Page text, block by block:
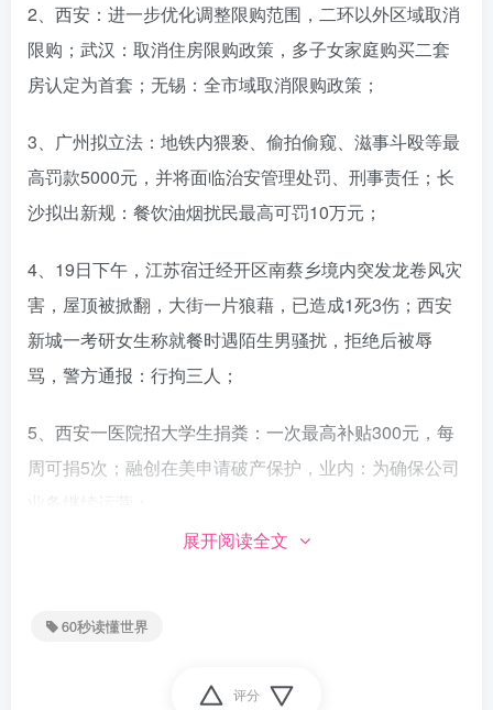
2、西安：进一步优化调整限购范围，二环以外区域取消
限购；武汉：取消住房限购政策，多子女家庭购买二套
房认定为首套；无锡：全市域取消限购政策；
3、广州拟立法：地铁内猥亵、偷拍偷窥、滋事斗殴等最
高罚款5000元，并将面临治安管理处罚、刑事责任；长
沙拟出新规：餐饮油烟扰民最高可罚10万元；
4、19日下午，江苏宿迁经开区南蔡乡境内突发龙卷风灾
害，屋顶被掀翻，大街一片狼藉，已造成1死3伤；西安
新城一考研女生称就餐时遇陌生男骚扰，拒绝后被辱
骂，警方通报：行拘三人；
5、西安一医院招大学生捐粪：一次最高补贴300元，每
周可捐5次；融创在美申请破产保护，业内：为确保公司
酒，保持三餐规律等。这些要求无疑增加了招募难度，
展开阅读全文
60秒读懂世界
评分